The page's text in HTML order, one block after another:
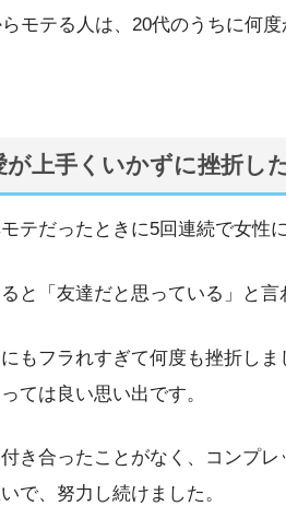
モテる人は、20代のうちに何
が上手くいかずに挫折し
テだったときに5回連続で女性
と「友達だと思っている」と言
もフラれすぎて何度も挫折しま
ては良い思い出です。
き合ったことがなく、コンプ
で、努力し続けました。